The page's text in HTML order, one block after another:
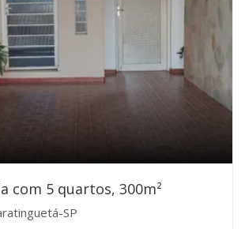
com 5 quartos, 300m²
SP